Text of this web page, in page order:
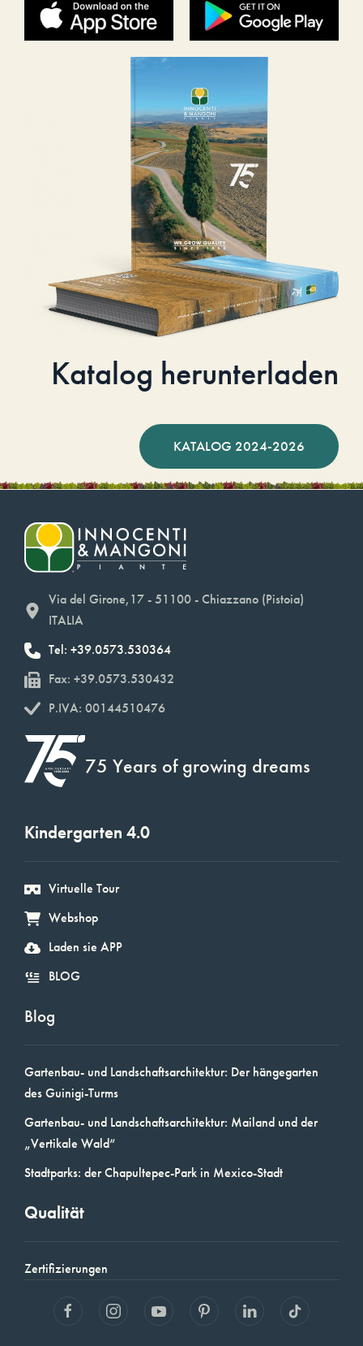
Katalog herunterladen
KATALOG 2024-2026
Via del Girone,17 - 51100 - Chiazzano (Pistoia)
ITALIA
Tel: +39.0573.530364
Fax: +39.0573.530432
P.IVA: 00144510476
75 Years of growing dreams
Kindergarten 4.0
Virtuelle Tour
Webshop
Laden sie APP
BLOG
Blog
Gartenbau- und Landschaftsarchitektur: Der hängegarten
des Guinigi-Turms
Gartenbau- und Landschaftsarchitektur: Mailand und der
„Vertikale Wald“
Stadtparks: der Chapultepec-Park in Mexico-Stadt
Qualität
Zertifizierungen